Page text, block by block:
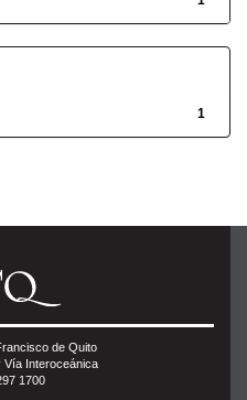
1
de Quito
Vía Interoceánica
1700